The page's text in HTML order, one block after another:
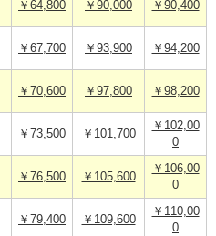
￥64,800 ￥90,000 ￥90,400
￥67,700 ￥93,900 ￥94,200
￥70,600 ￥97,800 ￥98,200
￥73,500 ￥101,700
￥102,00
0
￥76,500 ￥105,600
￥106,00
0
￥79,400 ￥109,600
￥110,00
0